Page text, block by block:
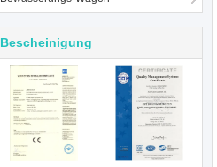
Bescheinigung